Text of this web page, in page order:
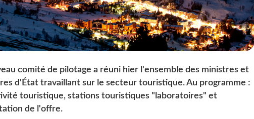
comité de pilotage a réuni hier l'ensemble des ministres et
d'État travaillant sur le secteur touristique. Au programme :
touristique, stations touristiques "laboratoires" et
de l'offre.